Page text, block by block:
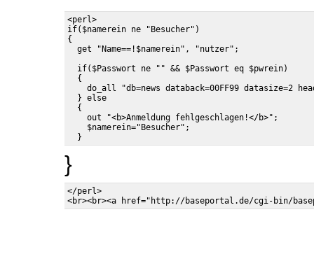
<perl>
if($namerein ne "Besucher")
{
if($Passwort ne "" && $Passwort eq $pwrein)
{
do_all "db=news databack=00FF99 datasize=2
} else
{
out "<b>Anmeldung fehlgeschlagen!</b>";
$namerein="Besucher";
}
</perl>